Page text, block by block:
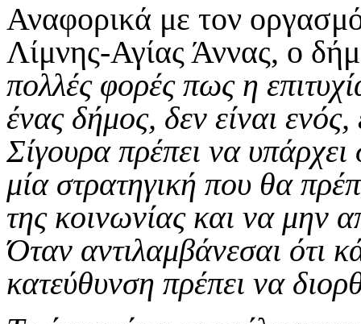
Αναφορικά με τον
Λίμνης-Αγίας Άννας, ο
πολλές φορές πως η
ένας δήμος, δεν είναι
Σίγουρα πρέπει να
μία στρατηγική που θα
της κοινωνίας και να μην
Όταν αντιλαμβάνεσαι ότι
κατεύθυνση πρέπει να